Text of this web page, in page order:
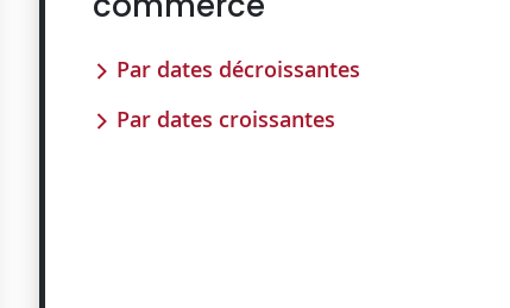
Par dates décroissantes
Par dates croissantes